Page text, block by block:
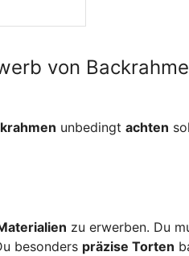
von
unbedingt achten
zu erwerben. Du
besonders präzise Torten